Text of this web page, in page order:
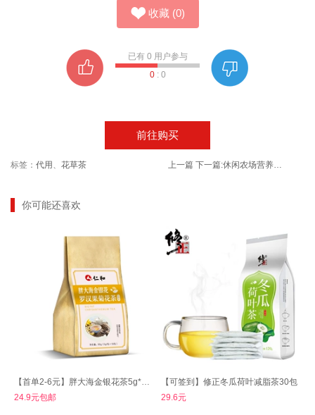
收藏 (0)
已有 0 用户参与
0: 0
前往购买
标签： 代用 、 花草茶 上一篇 下一篇: 休闲农场营养早餐夹心网红品三明治
你可能还喜欢
【首单2-6元】胖大海金银花茶5g*18包
24.9元包邮
【可签到】修正冬瓜荷叶减脂茶30包
29.6元